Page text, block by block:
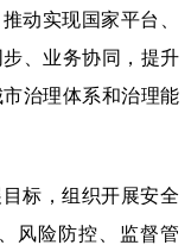
动实现国家平台、
、业务协同，提升
治理体系和治理能
标，组织开展安全
风险防控、监督管